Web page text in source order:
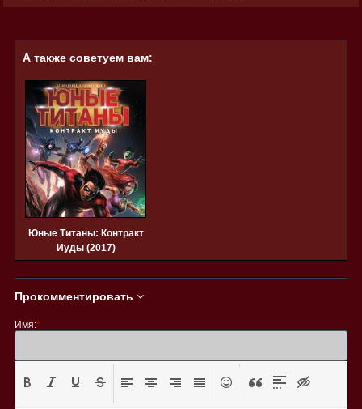
А также советуем вам:
Юные Титаны: Контракт
Иуды (2017)
Прокомментировать
Имя:*